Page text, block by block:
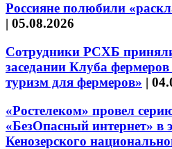
Россияне полюбили
| 05.08.2026
Сотрудники РСХБ
заседании Клуба
туризм для фермеров» |
«Ростелеком» провел
«БезОпасный интернет» в
Кенозерского